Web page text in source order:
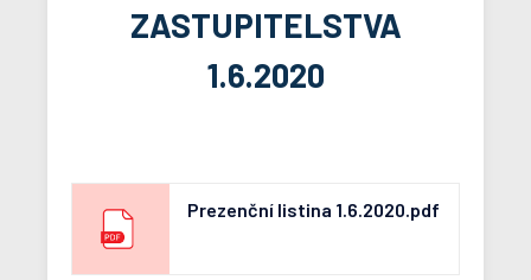
ZASTUPITELSTVA
1.6.2020
Prezenční listina 1.6.2020.pdf